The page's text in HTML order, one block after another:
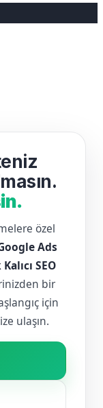
özel
Ads
SEO
bir
için
ulaşın.